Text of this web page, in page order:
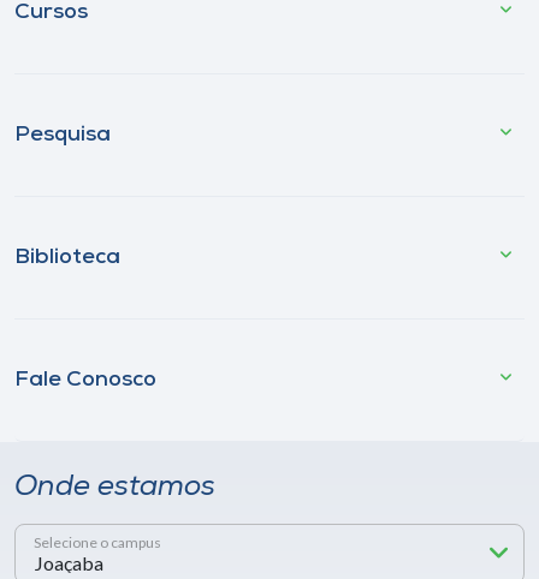
Cursos
Pesquisa
Biblioteca
Fale Conosco
Onde estamos
Selecione o campus